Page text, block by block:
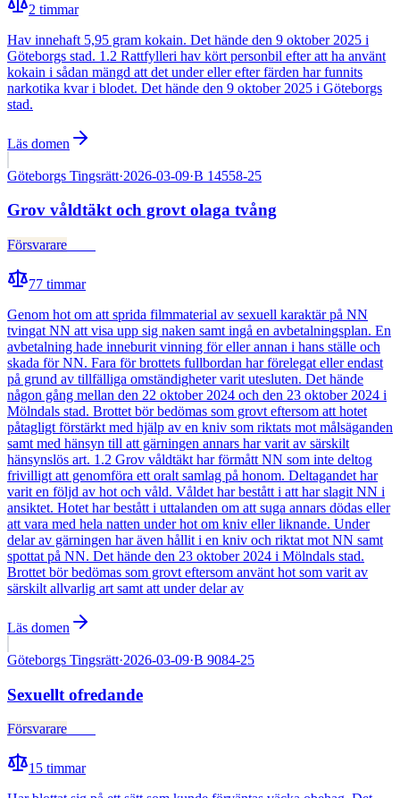
2 timmar
Hav innehaft 5,95 gram kokain. Det hände den 9 oktober 2025 i
Göteborgs stad. 1.2 Rattfylleri hav kört personbil efter att ha använt
kokain i sådan mängd att det under eller efter färden har funnits
narkotika kvar i blodet. Det hände den 9 oktober 2025 i Göteborgs
stad.
Läs domen
Göteborgs Tingsrätt·2026-03-09·B 14558-25
Grov våldtäkt och grovt olaga tvång
Försvarare
77 timmar
Genom hot om att sprida filmmaterial av sexuell karaktär på NN
tvingat NN att visa upp sig naken samt ingå en avbetalningsplan. En
avbetalning hade inneburit vinning för eller annan i hans ställe och
skada för NN. Fara för brottets fullbordan har förelegat eller endast
på grund av tillfälliga omständigheter varit utesluten. Det hände
någon gång mellan den 22 oktober 2024 och den 23 oktober 2024 i
Mölndals stad. Brottet bör bedömas som grovt eftersom att hotet
påtagligt förstärkt med hjälp av en kniv som riktats mot målsäganden
samt med hänsyn till att gärningen annars har varit av särskilt
hänsynslös art. 1.2 Grov våldtäkt har förmått NN som inte deltog
frivilligt att genomföra ett oralt samlag på honom. Deltagandet har
varit en följd av hot och våld. Våldet har bestått i att har slagit NN i
ansiktet. Hotet har bestått i uttalanden om att suga annars dödas eller
att vara med hela natten under hot om kniv eller liknande. Under
delar av gärningen har även hållit i en kniv och riktat mot NN samt
spottat på NN. Det hände den 23 oktober 2024 i Mölndals stad.
Brottet bör bedömas som grovt eftersom använt hot som varit av
särskilt allvarlig art samt att under delar av
Läs domen
Göteborgs Tingsrätt·2026-03-09·B 9084-25
Sexuellt ofredande
Försvarare
15 timmar